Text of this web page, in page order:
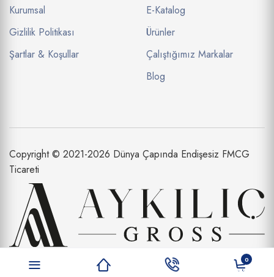
Kurumsal
Gizlilik Politikası
Şartlar & Koşullar
E-Katalog
Ürünler
Çalıştığımız Markalar
Blog
Copyright © 2021-2026 Dünya Çapında Endişesiz FMCG
Ticareti
Aykılıç Dış Ticaret Limited Şirketi bir
Aykılıç Şirketler Topluluğu İştirakidir.
0